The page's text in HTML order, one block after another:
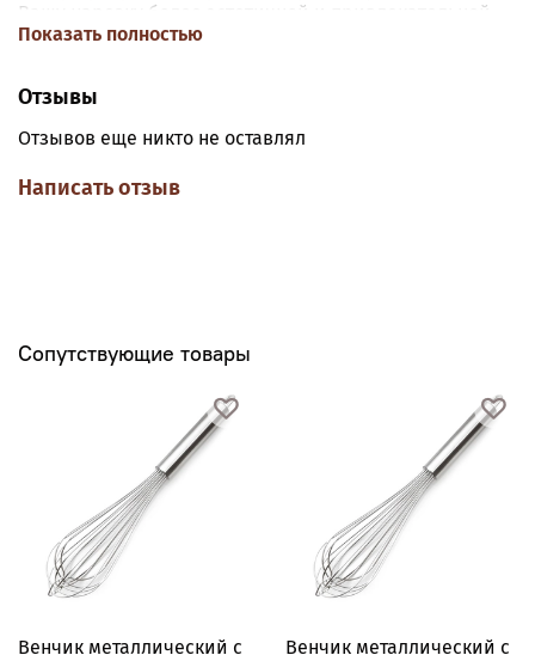
Вашу нарезку более эстетичной и привлекательной.
Длина лезвий 35 см.
Показать полностью
Отзывы
Отзывов еще никто не оставлял
Написать отзыв
Сопутствующие товары
Венчик металлический с Венчик металлический с